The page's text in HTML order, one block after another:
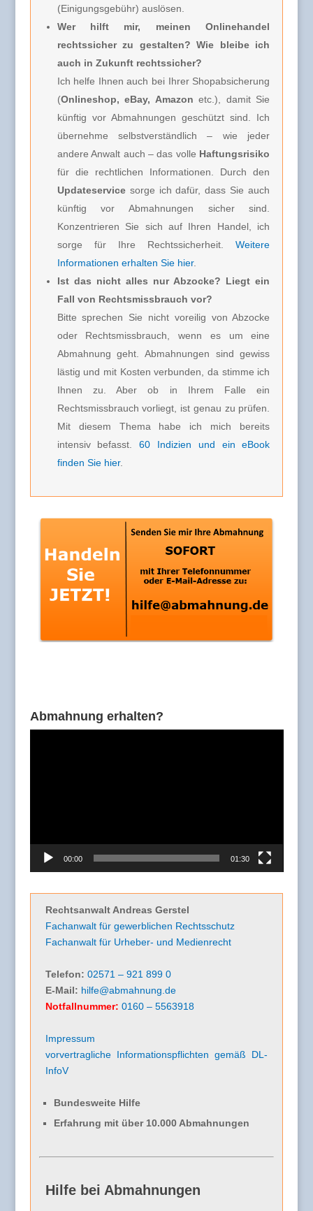
(Einigungsgebühr) auslösen.
Wer hilft mir, meinen Onlinehandel
rechtssicher zu gestalten? Wie bleibe ich
auch in Zukunft rechtssicher?
Ich helfe Ihnen auch bei Ihrer Shopabsicherung
(Onlineshop, eBay, Amazon etc.), damit Sie
künftig vor Abmahnungen geschützt sind. Ich
übernehme selbstverständlich – wie jeder
andere Anwalt auch – das volle Haftungsrisiko
für die rechtlichen Informationen. Durch den
Updateservicesorge ich dafür, dass Sie auch
künftig vor Abmahnungen sicher sind.
Konzentrieren Sie sich auf Ihren Handel, ich
sorge für Ihre Rechtssicherheit.Weitere
Informationen erhalten Sie hier.
Ist das nicht alles nur Abzocke? Liegt ein
Fall von Rechtsmissbrauch vor?
Bitte sprechen Sie nicht voreilig von Abzocke
oder Rechtsmissbrauch, wenn es um eine
Abmahnung geht. Abmahnungen sind gewiss
lästig und mit Kosten verbunden, da stimme ich
Ihnen zu. Aber ob in Ihrem Falle ein
Rechtsmissbrauch vorliegt, ist genau zu prüfen.
Mit diesem Thema habe ich mich bereits
intensiv befasst.60 Indizien und ein eBook
finden Sie hier.
Abmahnung erhalten?
00:00 01:30
Rechtsanwalt Andreas Gerstel
Fachanwalt für gewerblichen Rechtsschutz
Fachanwalt für Urheber- und Medienrecht
Telefon: 02571 – 921 899 0
E-Mail: hilfe@abmahnung.de
Notfallnummer: 0160 – 5563918
Impressum
vorvertragliche Informationspflichten gemäß DL-
InfoV
Bundesweite Hilfe
Erfahrung mit über 10.000 Abmahnungen
Hilfe bei Abmahnungen